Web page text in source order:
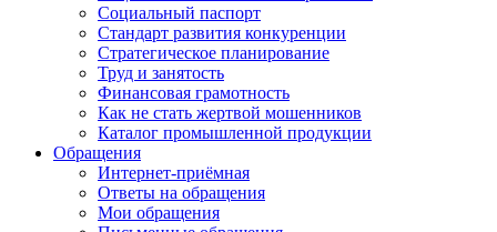
Социальный паспорт
Стандарт развития конкуренции
Стратегическое планирование
Труд и занятость
Финансовая грамотность
Как не стать жертвой мошенников
Каталог промышленной продукции
Обращения
Интернет-приёмная
Ответы на обращения
Мои обращения